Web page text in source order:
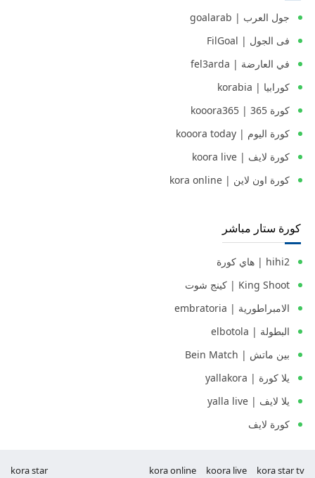
جول العرب | goalarab
فى الجول | FilGoal
في العارضة | fel3arda
كورابيا | korabia
كورة 365 | kooora365
كورة اليوم | kooora today
كورة لايف | koora live
كورة اون لاين | kora online
كورة ستار مباشر
hihi2 | هاي كورة
King Shoot | كينج شوت
الامبراطورية | embratoria
البطولة | elbotola
بين ماتش | Bein Match
يلا كورة | yallakora
يلا لايف | yalla live
كورة لايف
kora star tv
koora live
kora online
kora star